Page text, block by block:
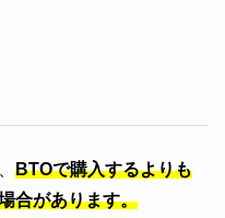
BTOで購入するよりも
合があります。